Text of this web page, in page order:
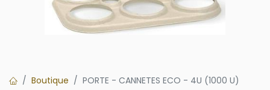
Boutique PORTE - CANNETES ECO - 4U (1000 U)